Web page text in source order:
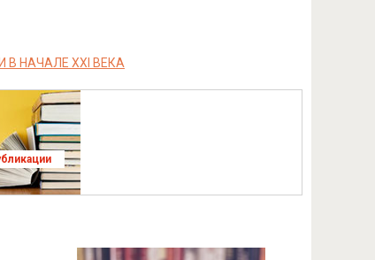
НАЧАЛЕ XXI ВЕКА